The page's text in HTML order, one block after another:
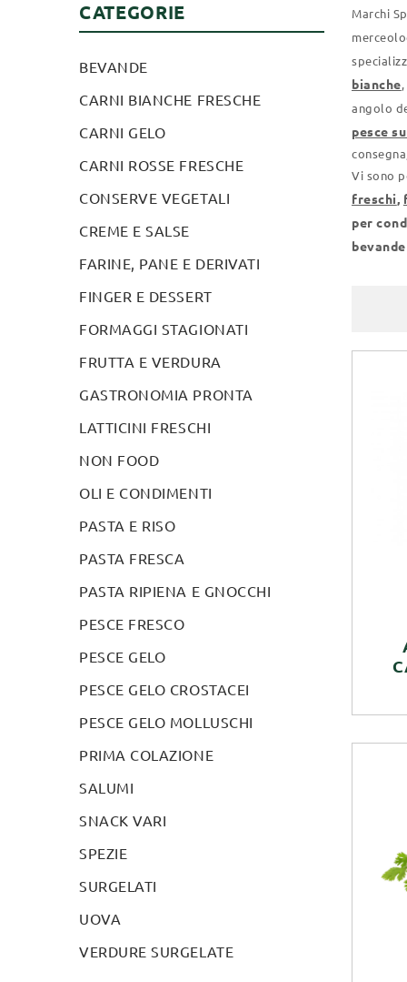
CATEGORIE
BEVANDE
CARNI BIANCHE FRESCHE
CARNI GELO
CARNI ROSSE FRESCHE
CONSERVE VEGETALI
CREME E SALSE
FARINE, PANE E DERIVATI
FINGER E DESSERT
FORMAGGI STAGIONATI
FRUTTA E VERDURA
GASTRONOMIA PRONTA
LATTICINI FRESCHI
NON FOOD
OLI E CONDIMENTI
PASTA E RISO
PASTA FRESCA
PASTA RIPIENA E GNOCCHI
PESCE FRESCO
PESCE GELO
PESCE GELO CROSTACEI
PESCE GELO MOLLUSCHI
PRIMA COLAZIONE
SALUMI
SNACK VARI
SPEZIE
SURGELATI
UOVA
VERDURE SURGELATE
Marchi
bianche
angolo
pesce
Vi sono
freschi,
per